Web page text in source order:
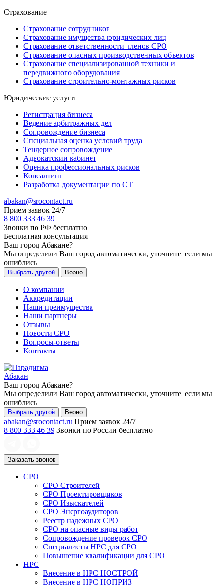
Страхование
Страхование сотрудников
Страхование имущества юридических лиц
Страхование ответственности членов СРО
Страхование опасных производственных объектов
Страхование специализированной техники и
передвижного оборудования
Страхование строительно-монтажных рисков
Юридические услуги
Регистрация бизнеса
Ведение арбитражных дел
Сопровождение бизнеса
Специальная оценка условий труда
Тендерное сопровождение
Адвокатский кабинет
Оценка профессиональных рисков
Консалтинг
Разработка документации по ОТ
abakan@srocontact.ru
Прием заявок 24/7
8 800 333 46 39
Звонки по РФ бесплатно
Бесплатная консультация
Ваш город Абакане?
Мы определили Ваш город автоматически, уточните, если мы
ошиблись
Выбрать другой Верно
О компании
Аккредитации
Наши преимущества
Наши партнеры
Отзывы
Новости СРО
Вопросы-ответы
Контакты
Абакан
Ваш город Абакане?
Мы определили Ваш город автоматически, уточните, если мы
ошиблись
Выбрать другой Верно
abakan@srocontact.ru Прием заявок 24/7
8 800 333 46 39 Звонки по России бесплатно
Заказать звонок
СРО
СРО Строителей
СРО Проектировщиков
СРО Изыскателей
СРО Энергоаудиторов
Реестр надежных СРО
СРО на опасные виды работ
Сопровождение проверок СРО
Специалисты НРС для СРО
Повышение квалификации для СРО
НРС
Внесение в НРС НОСТРОЙ
Внесение в НРС НОПРИЗ